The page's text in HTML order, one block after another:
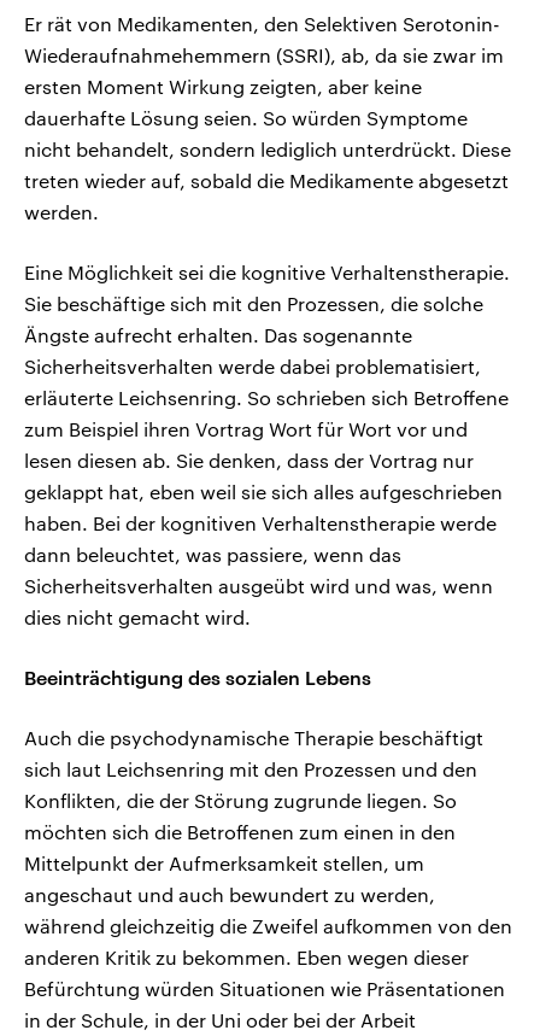
Er rät von Medikamenten, den Selektiven Serotonin-
Wiederaufnahmehemmern (SSRI), ab, da sie zwar im
ersten Moment Wirkung zeigten, aber keine
dauerhafte Lösung seien. So würden Symptome
nicht behandelt, sondern lediglich unterdrückt. Diese
treten wieder auf, sobald die Medikamente abgesetzt
werden.
Eine Möglichkeit sei die kognitive Verhaltenstherapie.
Sie beschäftige sich mit den Prozessen, die solche
Ängste aufrecht erhalten. Das sogenannte
Sicherheitsverhalten werde dabei problematisiert,
erläuterte Leichsenring. So schrieben sich Betroffene
zum Beispiel ihren Vortrag Wort für Wort vor und
lesen diesen ab. Sie denken, dass der Vortrag nur
geklappt hat, eben weil sie sich alles aufgeschrieben
haben. Bei der kognitiven Verhaltenstherapie werde
dann beleuchtet, was passiere, wenn das
Sicherheitsverhalten ausgeübt wird und was, wenn
dies nicht gemacht wird.
Beeinträchtigung des sozialen Lebens
Auch die psychodynamische Therapie beschäftigt
sich laut Leichsenring mit den Prozessen und den
Konflikten, die der Störung zugrunde liegen. So
möchten sich die Betroffenen zum einen in den
Mittelpunkt der Aufmerksamkeit stellen, um
angeschaut und auch bewundert zu werden,
während gleichzeitig die Zweifel aufkommen von den
anderen Kritik zu bekommen. Eben wegen dieser
Befürchtung würden Situationen wie Präsentationen
in der Schule, in der Uni oder bei der Arbeit